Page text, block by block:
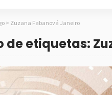
> Zuzana Fabanová Janeiro
de etiquetas: